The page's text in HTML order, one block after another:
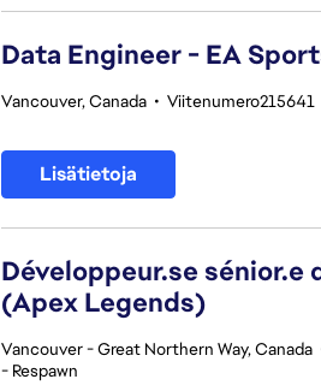
Data Engineer - EA
Vancouver, Canada • Viitenumero215641
Lisätietoja
Développeur.se sénior.e
(Apex Legends)
Vancouver - Great Northern Way, Canada
- Respawn